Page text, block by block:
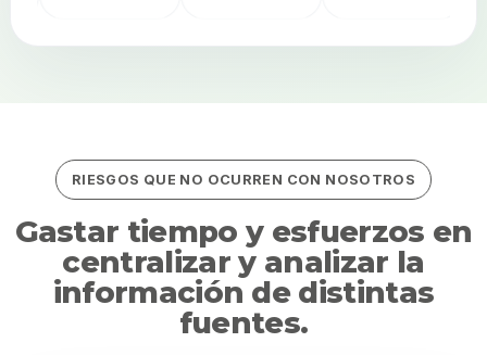
RIESGOS QUE NO OCURREN CON NOSOTROS
Gastar tiempo y esfuerzos en
centralizar y analizar la
información de distintas
fuentes.